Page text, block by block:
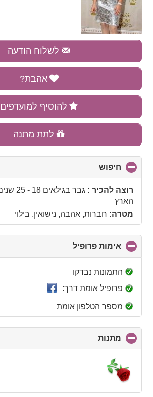
לשלוח הודעה
אהבת?
להוסיף למועדפים
לתת מתנה
חיפוש
to
collapseרוצה להכיר : גבר בגילאים 18 - 25 שנים
הארץ
מטרה: חברות, אהבה, נישואין, בילוי
אימות פרופיל
to
התמונות נבדקו
פרופיל אומת דרך:
מספר הטלפון אומת
מתנות
to